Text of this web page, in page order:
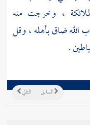
، وخرجت منه
الله ضاق بأهله ، وقل
.
التالي السابق